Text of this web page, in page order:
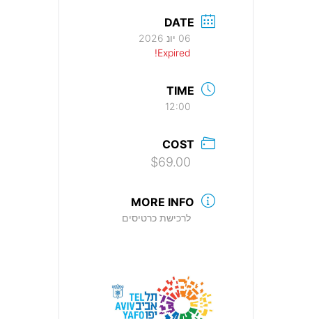
DATE
06 יונ 2026
Expired!
TIME
12:00
COST
$69.00
MORE INFO
לרכישת כרטיסים